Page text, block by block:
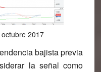
2017
bajista previa
la señal como